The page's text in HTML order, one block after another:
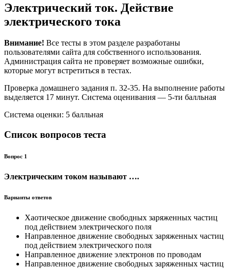
Электрический ток. Действие
электрического тока
Внимание! Все тесты в этом разделе разработаны
пользователями сайта для собственного использования.
Администрация сайта не проверяет возможные ошибки,
которые могут встретиться в тестах.
Проверка домашнего задания п. 32-35. На выполнение работы
выделяется 17 минут. Система оценивания — 5-ти балльная
Система оценки: 5 балльная
Список вопросов теста
Вопрос 1
Электрическим током называют ….
Варианты ответов
Хаотическое движение свободных заряженных частиц
под действием электрического поля
Направленное движение свободных заряженных частиц
под действием электрического поля
Направленное движение электронов по проводам
Направленное движение свободных заряженных частиц